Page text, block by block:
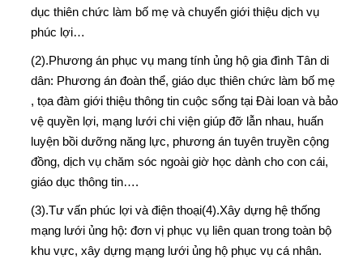
dục thiên chức làm bố mẹ và chuyển giới thiệu dịch vụ
phúc lợi…
(2).Phương án phục vụ mang tính ủng hộ gia đình Tân di
dân: Phương án đoàn thể, giáo dục thiên chức làm bố mẹ
, tọa đàm giới thiệu thông tin cuộc sống tại Đài loan và bảo
vệ quyền lợi, mạng lưới chi viện giúp đỡ lẫn nhau, huấn
luyện bồi dưỡng năng lực, phương án tuyên truyền cộng
đồng, dịch vụ chăm sóc ngoài giờ học dành cho con cái,
giáo dục thông tin….
(3).Tư vấn phúc lợi và điện thoại(4).Xây dựng hệ thống
mạng lưới ủng hộ: đơn vị phục vụ liên quan trong toàn bộ
khu vực, xây dựng mạng lưới ủng hộ phục vụ cá nhân.